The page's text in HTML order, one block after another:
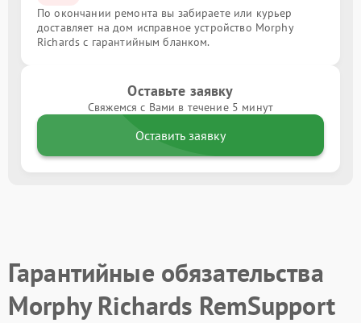
По окончании ремонта вы забираете или курьер
доставляет на дом исправное устройство Morphy
Richards с гарантийным бланком.
Оставьте заявку
Свяжемся с Вами в течение 5 минут
Оставить заявку
Гарантийные обязательства
Morphy Richards RemSupport